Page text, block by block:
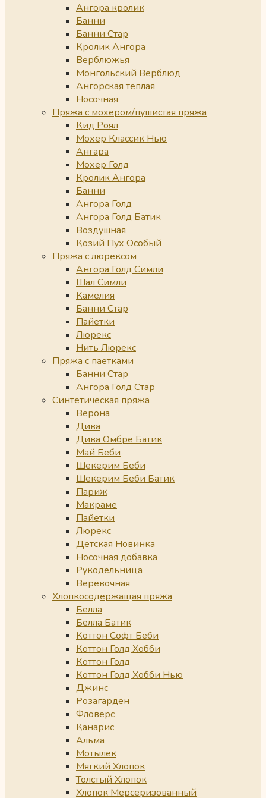
Ангора кролик
Банни
Банни Стар
Кролик Ангора
Верблюжья
Монгольский Верблюд
Ангорская теплая
Носочная
Пряжа с мохером/пушистая пряжа
Кид Роял
Мохер Классик Нью
Ангара
Мохер Голд
Кролик Ангора
Банни
Ангора Голд
Ангора Голд Батик
Воздушная
Козий Пух Особый
Пряжа с люрексом
Ангора Голд Симли
Шал Симли
Камелия
Банни Стар
Пайетки
Люрекс
Нить Люрекс
Пряжа с паетками
Банни Стар
Ангора Голд Стар
Синтетическая пряжа
Верона
Дива
Дива Омбре Батик
Май Беби
Шекерим Беби
Шекерим Беби Батик
Париж
Макраме
Пайетки
Люрекс
Детская Новинка
Носочная добавка
Рукодельница
Веревочная
Хлопкосодержащая пряжа
Белла
Белла Батик
Коттон Софт Беби
Коттон Голд Хобби
Коттон Голд
Коттон Голд Хобби Нью
Джинс
Розагарден
Фловерс
Канарис
Альма
Мотылек
Мягкий Хлопок
Толстый Хлопок
Хлопок Мерсеризованный